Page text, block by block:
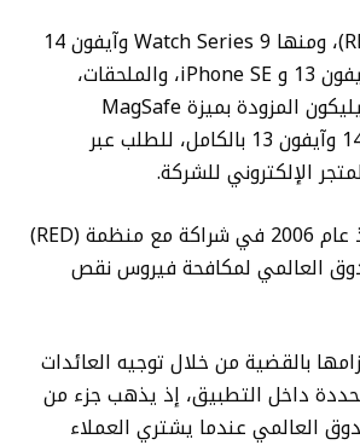
وتتوفر منتجات (RED)، ومنها Watch Series 9 وآيفون 14
وآيفون 14 بلس وآيفون 13 و iPhone SE، والملحقات،
ومنها حافظة السيليكون المزودة بميزة MagSafe
لمجموعتي آيفون 14 وآيفون 13 بالكامل، للطلب عبر
الإلكتروني للشركة.
ودخلت الشركة منذ عام 2006 في شراكة مع منظمة (RED)
العالمي لمكافحة فيروس نقص
بالقضية من خلال توجيه العائدات
داخل التطبيق، إذ يذهب جزء من
العالمي عندما يشتري العملاء